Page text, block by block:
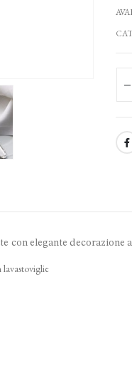
con elegante decorazione